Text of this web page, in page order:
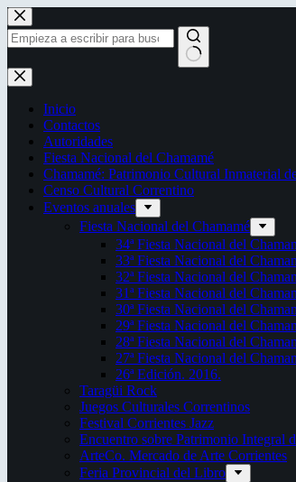
Saltar
al
contenido
Sin
resultados
Inicio
Contactos
Autoridades
Fiesta Nacional del Chamamé
Chamamé: Patrimonio Cultural Inmaterial
Censo Cultural Correntino
Eventos anuales
Fiesta Nacional del Chamamé
34ª Fiesta Nacional del
33ª Fiesta Nacional del
32ª Fiesta Nacional del
31ª Fiesta Nacional del
30ª Fiesta Nacional del
29ª Fiesta Nacional del
28ª Fiesta Nacional del
27ª Fiesta Nacional del
26ª Edición. 2016.
Taragüi Rock
Juegos Culturales Correntinos
Festival Corrientes Jazz
Encuentro sobre Patrimonio Integral
ArteCo. Mercado de Arte Corrientes
Feria Provincial del Libro